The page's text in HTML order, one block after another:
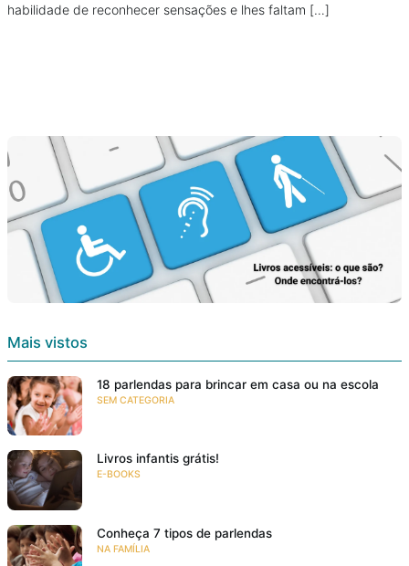
habilidade de reconhecer sensações e lhes faltam […]
Mais vistos
18 parlendas para brincar em casa ou na escola
SEM CATEGORIA
Livros infantis grátis!
E-BOOKS
Conheça 7 tipos de parlendas
NA FAMÍLIA